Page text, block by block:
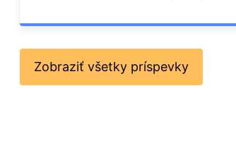
Zobraziť všetky príspevky